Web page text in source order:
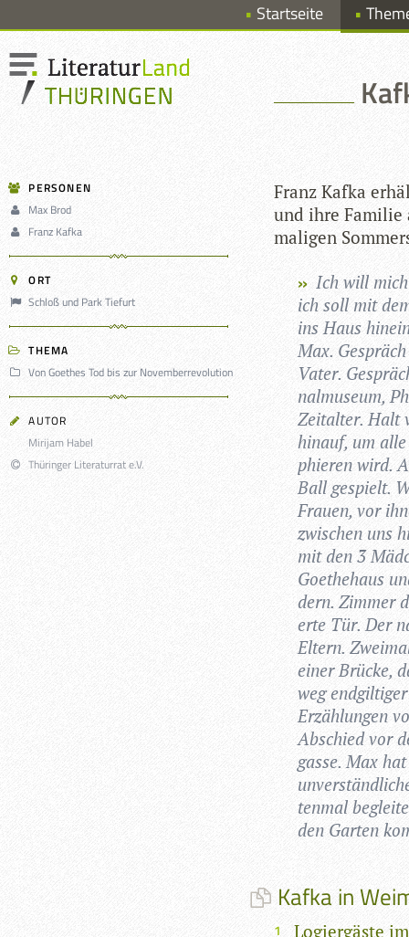
Startseite
PERSONEN
Max Brod
Franz Kafka
ORT
Schloß und Park Tiefurt
THEMA
Von Goethes Tod bis zur Novemberrevolution
AUTOR
Mirijam Habel
Thüringer Literaturrat e.V.
Franz Kafka
und ihre Fami­lie
ma­li­gen
Ich will
ich soll mit
ins Haus
Max.
Vater.
nal­mu­seum,
Zeit­al­ter. Halt
hin­auf, um
phie­ren wird.
Ball gespielt.
Frauen, vor
zwi­schen uns
mit den 3
Goe­the­haus
dern. Zim­mer
erte Tür. Der
Eltern.
einer Brü­cke,
weg
Erzäh­lun­gen
Abschied vor
gasse. Max
ten­mal
den Gar­ten
Kafka in
Logiergäste